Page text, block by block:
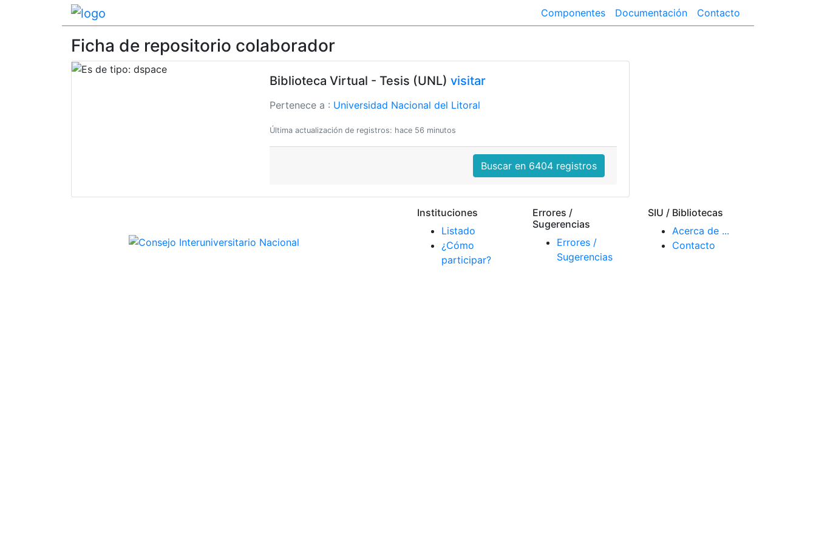
Componentes Documentación Contacto
Ficha de repositorio colaborador
Biblioteca Virtual - Tesis (UNL)visitar
Pertenece a : Universidad Nacional del Litoral
Última actualización de registros: hace 56 minutos
Buscar en 6404 registros
Instituciones
Listado
¿Cómo
participar?
Errores /
Sugerencias
Errores /
Sugerencias
SIU / Bibliotecas
Acerca de ...
Contacto